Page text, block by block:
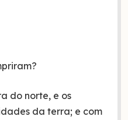
do norte, e os
da terra; e com